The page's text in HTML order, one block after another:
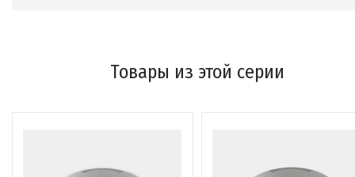
Товары из этой серии